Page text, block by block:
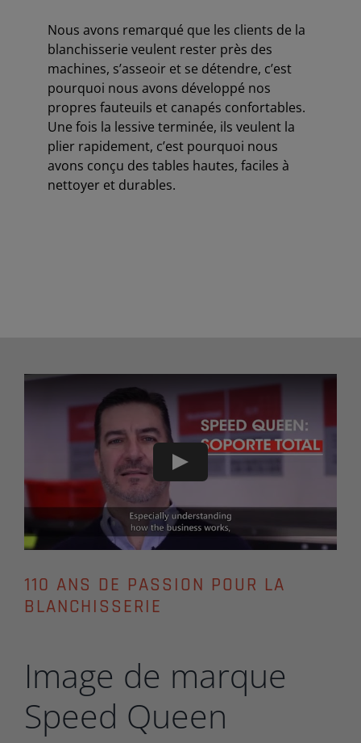
Nous avons remarqué que les clients de la
blanchisserie veulent rester près des
machines, s’asseoir et se détendre, c’est
pourquoi nous avons développé nos
propres fauteuils et canapés confortables.
Une fois la lessive terminée, ils veulent la
plier rapidement, c’est pourquoi nous
avons conçu des tables hautes, faciles à
nettoyer et durables.
Play
110 ANS DE PASSION POUR LA
BLANCHISSERIE
Image de marque
Speed Queen